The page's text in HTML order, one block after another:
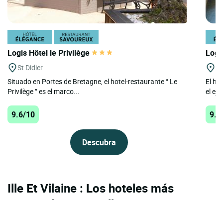
Logis Hôtel le Privilège
St Didier
Situado en Portes de Bretagne, el hotel-restaurante “ Le
Privilège ” es el marco...
9.6/10
Descubra
El
el
Ille Et Vilaine : Los hoteles más